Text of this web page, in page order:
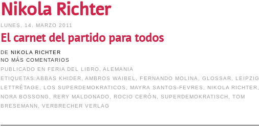
Nikola Richter
LUNES, 14. MARZO 2011
El carnet del partido para todos
DE NIKOLA RICHTER
NO MÁS COMENTARIOS
PUBLICADO EN FERIA DEL LIBRO ,ALEMANIA
ETIQUETAS:ABBAS KHIDER ,AMBROS WAIBEL FERNANDO MOLINA GLOSSAR LEIPZIG
LETTRÉTAGE
LOS SUPERDEMOKRATICOS MAYRA SANTOS-FEVRES NIKOLA RICHTER
NORA BOSSONG
RERY MALDONADO ROCIO CERÓN SUPERDEMOKRATISCH ,TOM
BRESEMANN
VERBRECHER VERLAG